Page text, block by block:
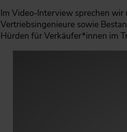
Im Video-Interview sprechen wir
Vertriebsingenieure sowie
Hürden für Verkäufer*innen im